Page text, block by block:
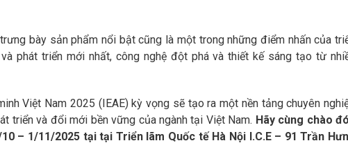
bày sản phẩm nổi bật cũng là một trong những điểm nhấn của
phát triển mới nhất, công nghệ đột phá và thiết kế sáng tạo từ
Việt Nam 2025 (IEAE) kỳ vọng sẽ tạo ra một nền tảng chuyên
triển và đổi mới bền vững của ngành tại Việt Nam. Hãy cùng chào
– 1/11/2025 tại tại Triển lãm Quốc tế Hà Nội I.C.E – 91 Trần